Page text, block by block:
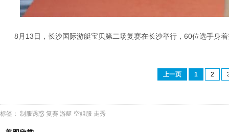
8月13日，长沙国际游艇宝贝第二场复赛在长沙举行，60位选手身
上一页 1 2
标签： 制服诱惑 复赛 游艇 空姐服 走秀